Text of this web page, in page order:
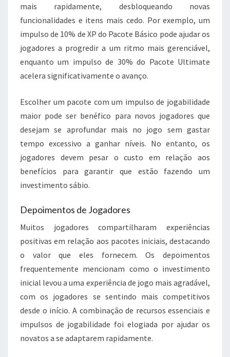
mais rapidamente, desbloqueando novas
funcionalidades e itens mais cedo. Por exemplo, um
impulso de 10% de XP do Pacote Básico pode ajudar os
jogadores a progredir a um ritmo mais gerenciável,
enquanto um impulso de 30% do Pacote Ultimate
acelera significativamente o avanço.
Escolher um pacote com um impulso de jogabilidade
maior pode ser benéfico para novos jogadores que
desejam se aprofundar mais no jogo sem gastar
tempo excessivo a ganhar níveis. No entanto, os
jogadores devem pesar o custo em relação aos
benefícios para garantir que estão fazendo um
investimento sábio.
Depoimentos de Jogadores
Muitos jogadores compartilharam experiências
positivas em relação aos pacotes iniciais, destacando
o valor que eles fornecem. Os depoimentos
frequentemente mencionam como o investimento
inicial levou a uma experiência de jogo mais agradável,
com os jogadores se sentindo mais competitivos
desde o início. A combinação de recursos essenciais e
impulsos de jogabilidade foi elogiada por ajudar os
novatos a se adaptarem rapidamente.